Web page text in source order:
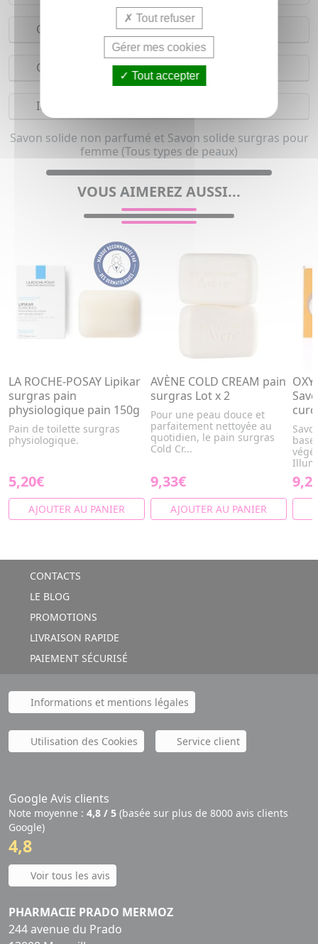
Conseils d'utilisation
Composition
Indications
Savon solide non parfumé et Savon solide surgras pour
femme (Tous types de peaux)
VOUS AIMEREZ AUSSI...
LA ROCHE-POSAY Lipikar
surgras pain
physiologique pain 150g
Pain de toilette surgras
physiologique.
5,20€
AJOUTER AU PANIER
AVÈNE COLD CREAM pain
surgras Lot x 2
Pour une peau douce et
parfaitement nettoyée au
quotidien, le pain surgras
Cold Cr...
9,33€
AJOUTER AU PANIER
CONTACTS
LE BLOG
PROMOTIONS
LIVRAISON RAPIDE
PAIEMENT SÉCURISÉ
Informations et mentions légales
Utilisation des Cookies Service client
Google Avis clients
Note moyenne : 4,8 / 5 (basée sur plus de 8000 avis clients
Google)
4,8
Voir tous les avis
PHARMACIE PRADO MERMOZ
244 avenue du Prado
Tout refuser
Gérer mes cookies
Tout accepter